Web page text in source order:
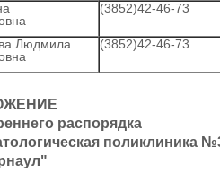
(3852)42-46-73
Людмила
(3852)42-46-73
распорядка
поликлиника